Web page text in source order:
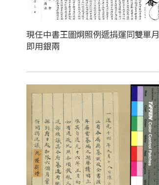
現任中書王圖炯照例遞捐運同雙單月
即用銀兩